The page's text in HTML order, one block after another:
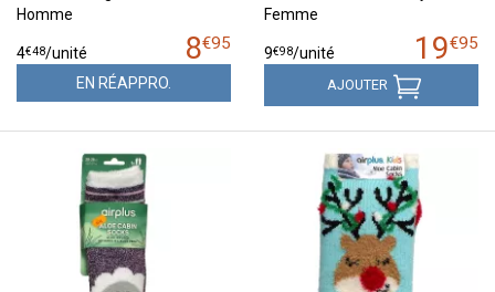
Homme
8€95
4€48/unité
EN RÉAPPRO.
Femme
19€95
9€98/unité
AJOUTER